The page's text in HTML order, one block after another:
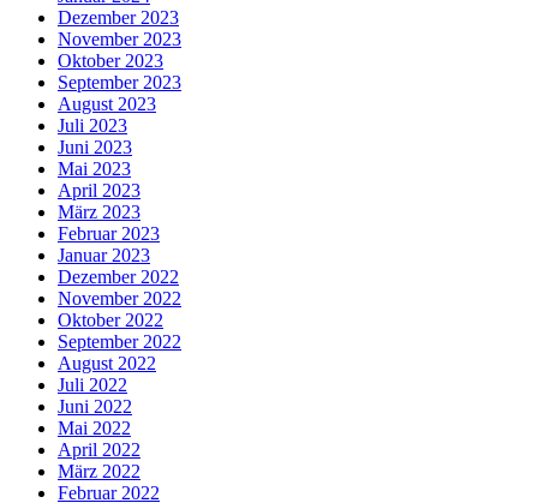
Dezember 2023
November 2023
Oktober 2023
September 2023
August 2023
Juli 2023
Juni 2023
Mai 2023
April 2023
März 2023
Februar 2023
Januar 2023
Dezember 2022
November 2022
Oktober 2022
September 2022
August 2022
Juli 2022
Juni 2022
Mai 2022
April 2022
März 2022
Februar 2022